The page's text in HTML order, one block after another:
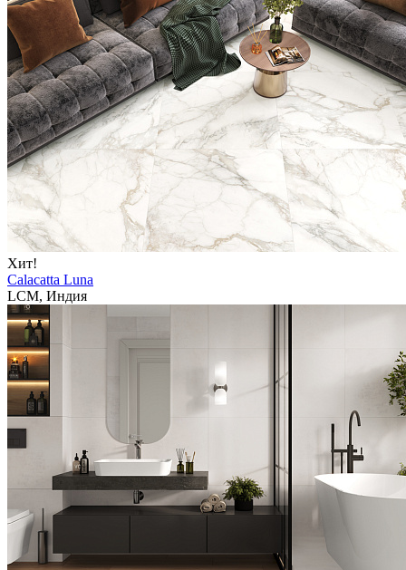
Хит!
Calacatta Luna
LCM, Индия